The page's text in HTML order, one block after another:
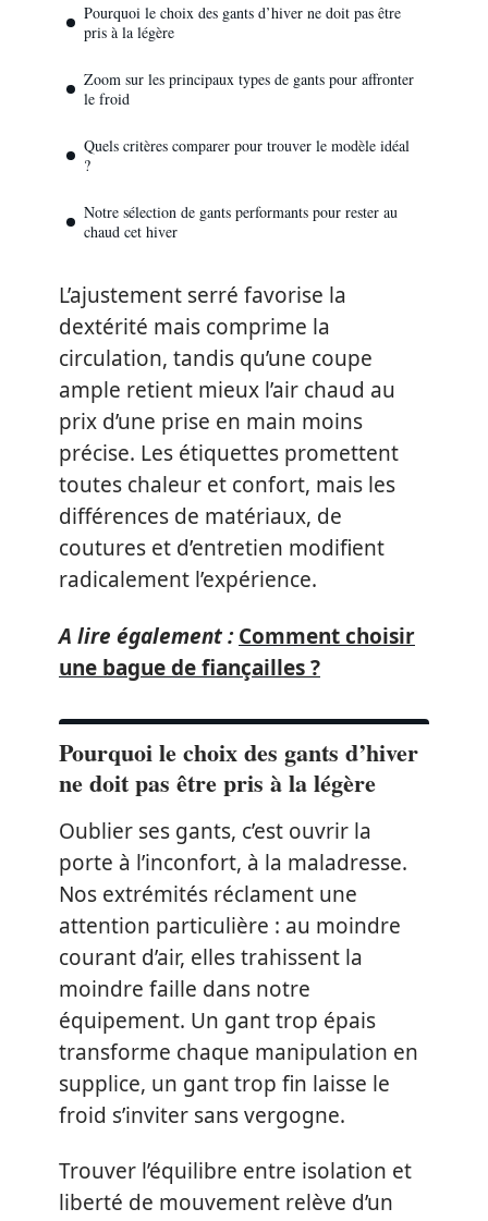
Pourquoi le choix des gants d’hiver ne doit pas être
pris à la légère
Zoom sur les principaux types de gants pour affronter
le froid
Quels critères comparer pour trouver le modèle idéal
?
Notre sélection de gants performants pour rester au
chaud cet hiver
L’ajustement serré favorise la
dextérité mais comprime la
circulation, tandis qu’une coupe
ample retient mieux l’air chaud au
prix d’une prise en main moins
précise. Les étiquettes promettent
toutes chaleur et confort, mais les
différences de matériaux, de
coutures et d’entretien modifient
radicalement l’expérience.
A lire également : Comment choisir
une bague de fiançailles ?
Pourquoi le choix des gants d’hiver
ne doit pas être pris à la légère
Oublier ses gants, c’est ouvrir la
porte à l’inconfort, à la maladresse.
Nos extrémités réclament une
attention particulière : au moindre
courant d’air, elles trahissent la
moindre faille dans notre
équipement. Un gant trop épais
transforme chaque manipulation en
supplice, un gant trop fin laisse le
froid s’inviter sans vergogne.
Trouver l’équilibre entre isolation et
liberté de mouvement relève d’un